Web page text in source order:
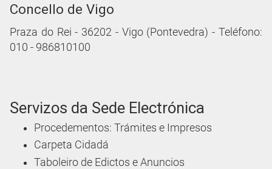
Concello de Vigo
Praza do Rei - 36202 - Vigo (Pontevedra) - Teléfono:
010 - 986810100
Servizos da Sede Electrónica
Procedementos: Trámites e Impresos
Carpeta Cidadá
Taboleiro de Edictos e Anuncios